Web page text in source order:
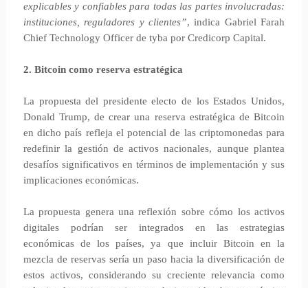
explicables y confiables para todas las partes involucradas:
instituciones, reguladores y clientes”, indica Gabriel Farah
Chief Technology Officer de tyba por Credicorp Capital.
2. Bitcoin como reserva estratégica
La propuesta del presidente electo de los Estados Unidos,
Donald Trump, de crear una reserva estratégica de Bitcoin
en dicho país refleja el potencial de las criptomonedas para
redefinir la gestión de activos nacionales, aunque plantea
desafíos significativos en términos de implementación y sus
implicaciones económicas.
La propuesta genera una reflexión sobre cómo los activos
digitales podrían ser integrados en las estrategias
económicas de los países, ya que incluir Bitcoin en la
mezcla de reservas sería un paso hacia la diversificación de
estos activos, considerando su creciente relevancia como